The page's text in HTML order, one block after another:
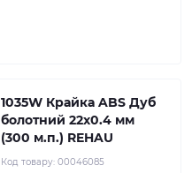
1035W Крайка ABS Дуб
болотний 22х0.4 мм
(300 м.п.) REHAU
Код товару: 00046085